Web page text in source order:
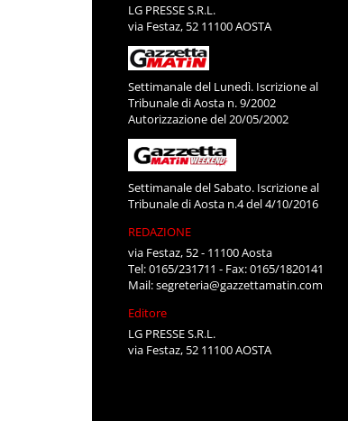
LG PRESSE S.R.L.
via Festaz, 52 11100 AOSTA
Settimanale del Lunedì. Iscrizione al
Tribunale di Aosta n. 9/2002
Autorizzazione del 20/05/2002
Settimanale del Sabato. Iscrizione al
Tribunale di Aosta n.4 del 4/10/2016
REDAZIONE
via Festaz, 52 - 11100 Aosta
Tel: 0165/231711 - Fax: 0165/1820141
Mail:segreteria@gazzettamatin.com
Editore
LG PRESSE S.R.L.
via Festaz, 52 11100 AOSTA